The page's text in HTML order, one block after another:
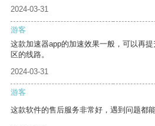
2024-03-31
游客
这款加速器app的加速效果一般，可以再
区的线路。
2024-03-31
游客
这款软件的售后服务非常好，遇到问题都